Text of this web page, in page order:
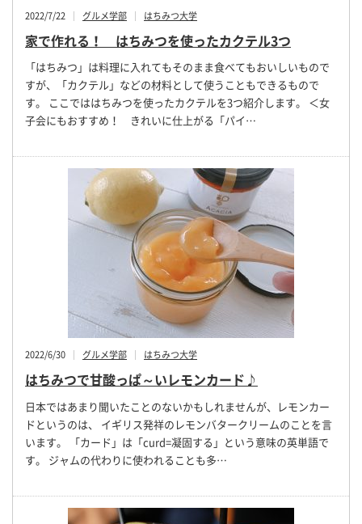
2022/7/22 グルメ学部 はちみつ大学
家で作れる！ はちみつを使ったカクテル3つ
「はちみつ」は料理に入れてもそのまま食べてもおいしいもので
すが、「カクテル」などの材料として使うこともできるもので
す。 ここでははちみつを使ったカクテルを3つ紹介します。 ＜女
子会にもおすすめ！ きれいに仕上がる「パイ…
2022/6/30 グルメ学部 はちみつ大学
はちみつで甘酸っぱ～いレモンカード♪
日本ではあまり聞いたことのないかもしれませんが、レモンカー
ドというのは、 イギリス発祥のレモンバタークリームのことを言
います。 「カード」は「curd=凝固する」という意味の英単語で
す。 ジャムの代わりに使われることも多…